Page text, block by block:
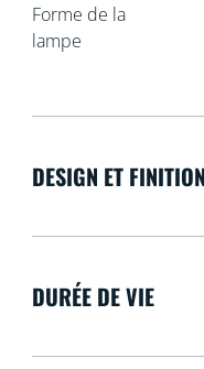
Forme de la
lampe
DESIGN ET FINITION
DURÉE DE VIE